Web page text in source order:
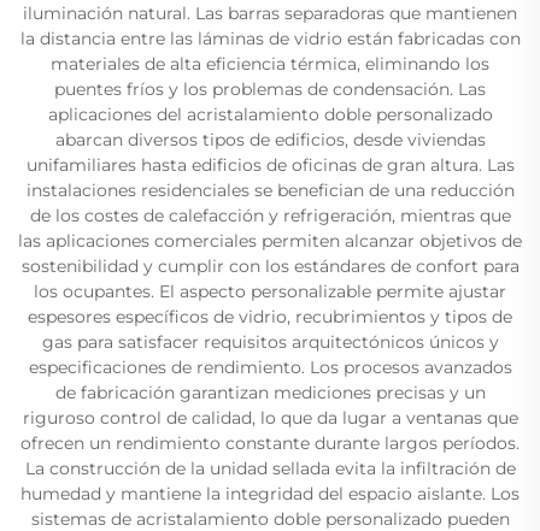
iluminación natural. Las barras separadoras que mantienen
la distancia entre las láminas de vidrio están fabricadas con
materiales de alta eficiencia térmica, eliminando los
puentes fríos y los problemas de condensación. Las
aplicaciones del acristalamiento doble personalizado
abarcan diversos tipos de edificios, desde viviendas
unifamiliares hasta edificios de oficinas de gran altura. Las
instalaciones residenciales se benefician de una reducción
de los costes de calefacción y refrigeración, mientras que
las aplicaciones comerciales permiten alcanzar objetivos de
sostenibilidad y cumplir con los estándares de confort para
los ocupantes. El aspecto personalizable permite ajustar
espesores específicos de vidrio, recubrimientos y tipos de
gas para satisfacer requisitos arquitectónicos únicos y
especificaciones de rendimiento. Los procesos avanzados
de fabricación garantizan mediciones precisas y un
riguroso control de calidad, lo que da lugar a ventanas que
ofrecen un rendimiento constante durante largos períodos.
La construcción de la unidad sellada evita la infiltración de
humedad y mantiene la integridad del espacio aislante. Los
sistemas de acristalamiento doble personalizado pueden